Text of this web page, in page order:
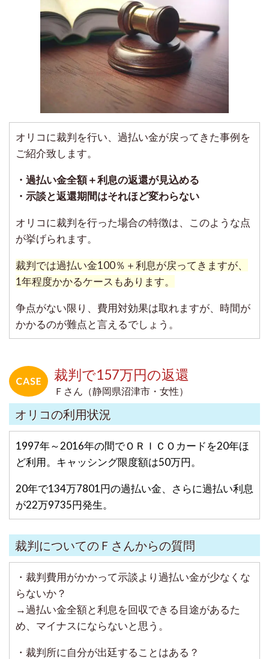
オリコに裁判を行い、過払い金が戻ってきた事例を
ご紹介致します。
・過払い金全額＋利息の返還が見込める
・示談と返還期間はそれほど変わらない
オリコに裁判を行った場合の特徴は、このような点
が挙げられます。
裁判では過払い金100％＋利息が戻ってきますが、
1年程度かかるケースもあります。
争点がない限り、費用対効果は取れますが、時間が
かかるのが難点と言えるでしょう。
裁判で157万円の返還
Ｆさん（静岡県沼津市・女性）
オリコの利用状況
1997年～2016年の間でＯＲＩＣＯカードを20年ほ
ど利用。 キャッシング限度額は50万円。
20年で134万7801円の過払い金、さらに過払い利息
が22万9735円発生。
裁判についてのＦさんからの質問
・裁判費用がかかって示談より過払い金が少なくな
らないか？
→過払い金全額と利息を回収できる目途があるた
め、マイナスにならないと思う。
・裁判所に自分が出廷することはある？